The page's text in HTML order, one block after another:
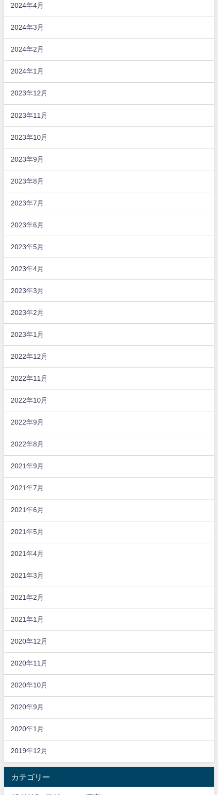
2024年4月
2024年3月
2024年2月
2024年1月
2023年12月
2023年11月
2023年10月
2023年9月
2023年8月
2023年7月
2023年6月
2023年5月
2023年4月
2023年3月
2023年2月
2023年1月
2022年12月
2022年11月
2022年10月
2022年9月
2022年8月
2021年9月
2021年7月
2021年6月
2021年5月
2021年4月
2021年3月
2021年2月
2021年1月
2020年12月
2020年11月
2020年10月
2020年9月
2020年1月
2019年12月
カテゴリー